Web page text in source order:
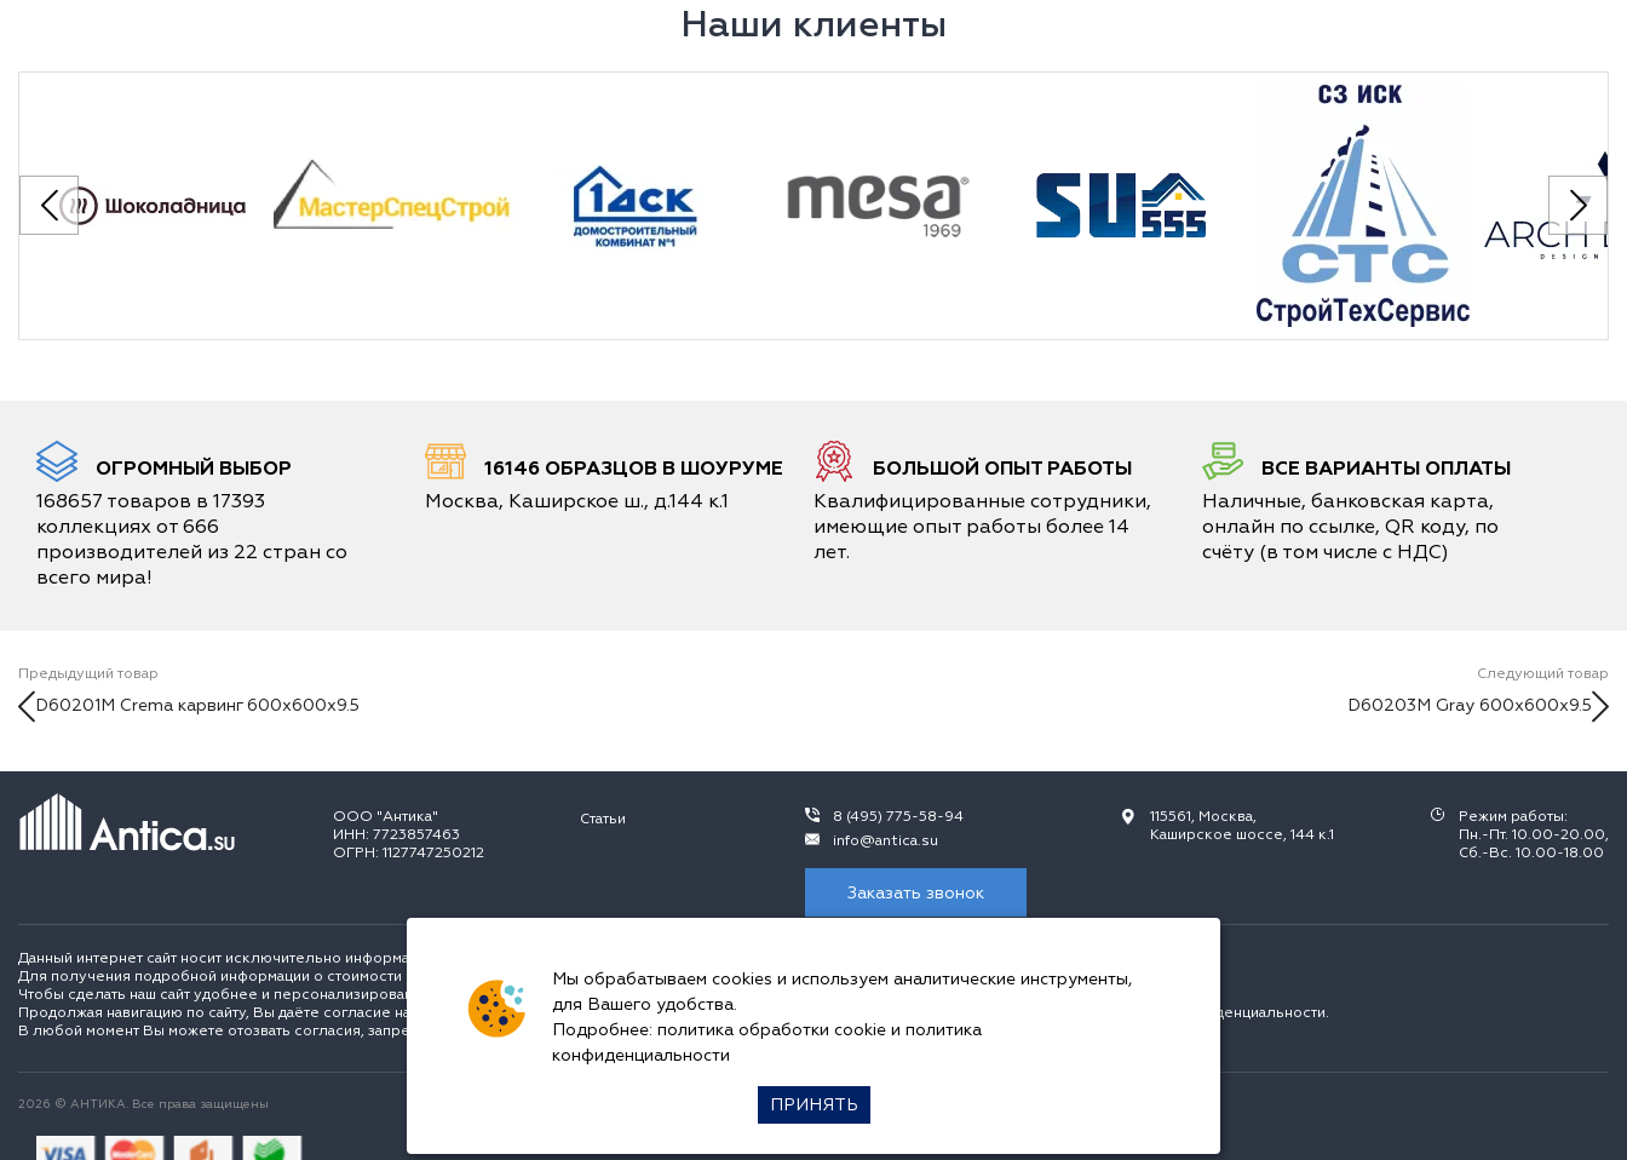
Наши клиенты
ОГРОМНЫЙ ВЫБОР
168657 товаров в 17393
коллекциях от 666
производителей из 22 стран со
всего мира!
16146 ОБРАЗЦОВ В ШОУРУМЕ
Москва, Каширское ш., д.144 к.1
БОЛЬШОЙ ОПЫТ РАБОТЫ
Квалифицированные сотрудники,
имеющие опыт работы более 14
лет.
ВСЕ ВАРИАНТЫ ОПЛАТЫ
Наличные, банковская карта,
онлайн по ссылке, QR коду, по
счёту (в том числе с НДС)
Предыдущий товар
D60201M Crema карвинг 600х600x9.5
Следующий товар
D60203M Gray 600х600x9.5
ООО "Антика"
ИНН: 7723857463
ОГРН: 1127747250212
Статьи
8 (495) 775-58-94
info@antica.su
Заказать звонок
115561, Москва,
Каширское шоссе, 144 к.1
Режим работы:
Пн.-Пт. 10.00-20.00,
Сб.-Вс. 10.00-18.00
Данный интернет сайт носит исключительно информационный характер и не является публичной офертой, в контексте положений ч.2 ст. 437 ГК РФ.
Для получения подробной информации о стоимости и сроках выполнения просьба обращаться к сотрудникам ООО «Антика».
Чтобы сделать наш сайт удобнее и персонализированее для вас мы используем cookies и аналитические инструменты.
Продолжая навигацию по сайту, Вы даёте согласие на обработку персональных данных и соглашаетесь с
политикой конфиденциальности.
В любой момент Вы можете отозвать согласия, запретить сохранение Cookie в настройках своего браузера.
2026 © АНТИКА. Все права защищены
Мы обрабатываем cookies и используем аналитические инструменты,
для Вашего удобства.
Подробнее: политика обработки cookie и политика
конфиденциальности
ПРИНЯТЬ